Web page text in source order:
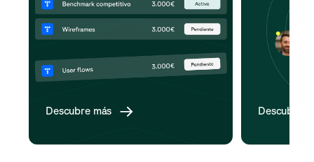
Descubre más Descubre